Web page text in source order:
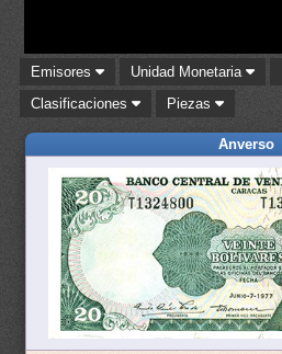
Emisores Unidad Monetaria
Clasificaciones
Piezas
Anverso